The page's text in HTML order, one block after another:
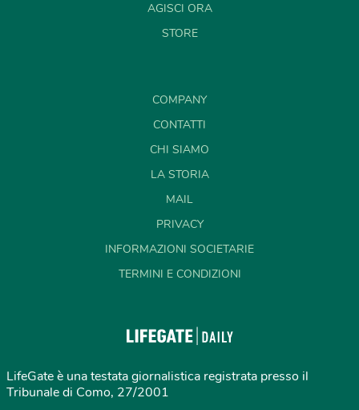
AGISCI ORA
STORE
COMPANY
CONTATTI
CHI SIAMO
LA STORIA
MAIL
PRIVACY
INFORMAZIONI SOCIETARIE
TERMINI E CONDIZIONI
LifeGate è una testata giornalistica registrata presso il
Tribunale di Como, 27/2001